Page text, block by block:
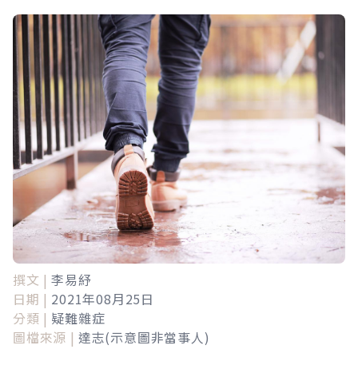
撰文 | 李易紓
日期 | 2021年08月25日
分類 | 疑難雜症
圖檔來源 | 達志(示意圖非當事人)